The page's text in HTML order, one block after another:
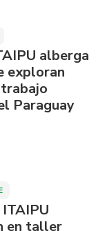
alberga
exploran
Paraguay
en taller